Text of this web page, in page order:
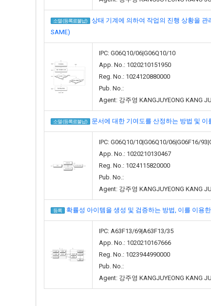
소멸 (등록료불납)
상태 기계에 의하여 작업의 진행 상황을 관
SAME)
IPC: G06Q10/06|G06Q10/10
App. No.: 1020210151950
Reg. No.: 1024120880000
Pub. No.:
Agent: 강주영 KANGJUYEONG KANG
소멸 (등록료불납) 문서에 대한 기여도를 산정하는 방법 및 이
IPC: G06Q10/10|G06Q10/06|G06F16/
App. No.: 1020210130467
Reg. No.: 1024115820000
Pub. No.:
Agent: 강주영 KANGJUYEONG KANG
등록 확률성 아이템을 생성 및 검증하는 방법, 이를 이용한
IPC: A63F13/69|A63F13/35
App. No.: 1020210167666
Reg. No.: 1023944990000
Pub. No.:
Agent: 강주영 KANGJUYEONG KANG